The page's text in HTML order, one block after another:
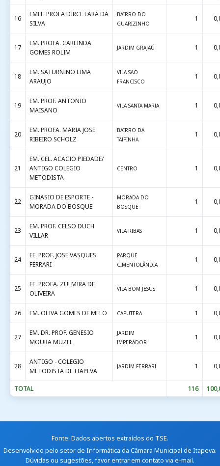
16
EMEF. PROFA DIRCE LARA DA
SILVA
BAIRRO DO
GUARIZINHO
1
17
EM. PROFA. CARLINDA
GOMES ROLIM
JARDIM GRAJAÚ 1
18
EM. SATURNINO LIMA
ARAUJO
VILA SAO
FRANCISCO
1
19
EM. PROF. ANTONIO
MAISANO
VILA SANTA MARIA 1
20
EM. PROFA. MARIA JOSE
RIBEIRO SCHOLZ
BAIRRO DA
TAIPINHA
1
21
EM. CEL. ACACIO PIEDADE/
ANTIGO COLEGIO
METODISTA
CENTRO 1
22
GINASIO DE ESPORTE -
MORADA DO BOSQUE
MORADA DO
BOSQUE
1
23
EM. PROF. CELSO DUCH
VILLAR
VILA RIBAS 1
24
EE. PROF. JOSE VASQUES
FERRARI
PARQUE
CIMENTOLÂNDIA
1
25
EE. PROFA. ZULMIRA DE
OLIVEIRA
VILA BOM JESUS 1
26 EM. OLIVA GOMES DE MELO CAPUTERA 1
27
EM. DR. PROF. GENESIO
MOURA MUZEL
JARDIM
IMPERADOR
1
28
ANTIGO - COLEGIO
METODISTA DE ITAPEVA
JARDIM FERRARI 1
TOTAL 116
Fonte: Dados abertos extraídos do TSE.
Desenvolvido pelo setor de Informática da Câmara Municipal de Itapeva.
Dúvidas ou sugestões, favorentrar em contato via e-mail.